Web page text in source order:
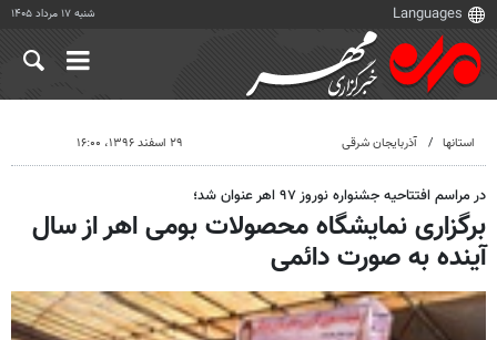
شنبه ۱۷ مرداد ۱۴۰۵
استانها آذربایجان شرقی ۲۹ اسفند ۱۳۹۶، ۱۶:۰۰
در مراسم افتتاحیه جشنواره نوروز ۹۷ اهر عنوان شد؛
برگزاری نمایشگاه محصولات بومی اهر از سال
آینده به صورت دائمی